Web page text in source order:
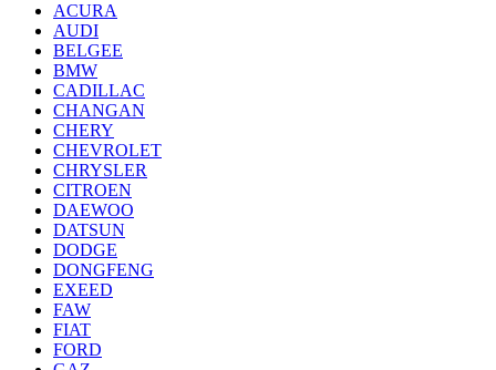
ACURA
AUDI
BELGEE
BMW
CADILLAC
CHANGAN
CHERY
CHEVROLET
CHRYSLER
CITROEN
DAEWOO
DATSUN
DODGE
DONGFENG
EXEED
FAW
FIAT
FORD